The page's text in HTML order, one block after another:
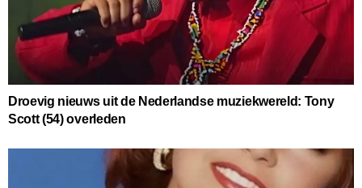
Droevig nieuws uit de Nederlandse muziekwereld: Tony
Scott (54) overleden